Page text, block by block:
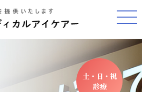
土・日・祝
診療